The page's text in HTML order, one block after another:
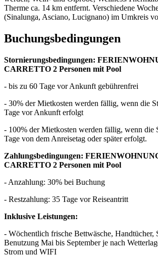
Therme ca. 14 km entfernt. Verschiedene
(Sinalunga, Asciano, Lucignano) im Umkreis
Buchungsbedingungen
Stornierungsbedingungen:
CARRETTO 2 Personen mit Pool
- bis zu 60 Tage vor Ankunft gebührenfrei
- 30% der Mietkosten werden fällig, wenn die
Tage vor Ankunft erfolgt
- 100% der Mietkosten werden fällig, wenn die
Tage von dem Anreisetag oder später erfolgt.
Zahlungsbedingungen:
CARRETTO 2 Personen mit Pool
- Anzahlung: 30% bei Buchung
- Restzahlung: 35 Tage vor Reiseantritt
Inklusive Leistungen:
- Wöchentlich frische Bettwäsche, Handtücher,
Benutzung Mai bis September je nach
Strom und WIFI